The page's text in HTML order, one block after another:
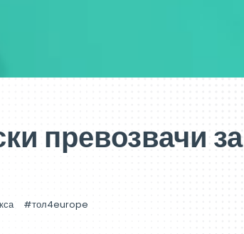
превозвачи за
тол4europe